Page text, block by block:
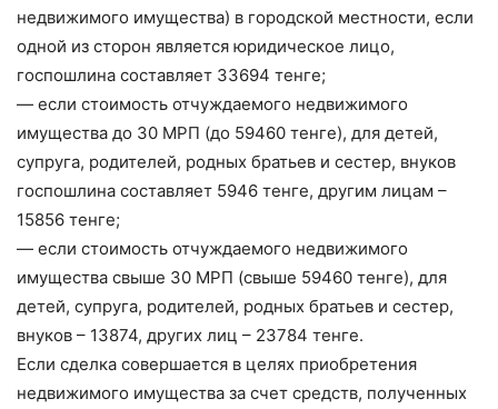
недвижимого имущества) в городской местности, если
одной из сторон является юридическое лицо,
госпошлина составляет 33694 тенге;
— если стоимость отчуждаемого недвижимого
имущества до 30 МРП (до 59460 тенге), для детей,
супруга, родителей, родных братьев и сестер, внуков
госпошлина составляет 5946 тенге, другим лицам –
15856 тенге;
— если стоимость отчуждаемого недвижимого
имущества свыше 30 МРП (свыше 59460 тенге), для
детей, супруга, родителей, родных братьев и сестер,
внуков – 13874, других лиц – 23784 тенге.
Если сделка совершается в целях приобретения
недвижимого имущества за счет средств, полученных